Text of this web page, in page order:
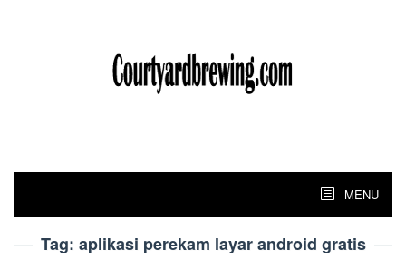
MENU
Tag: aplikasi perekam layar android gratis